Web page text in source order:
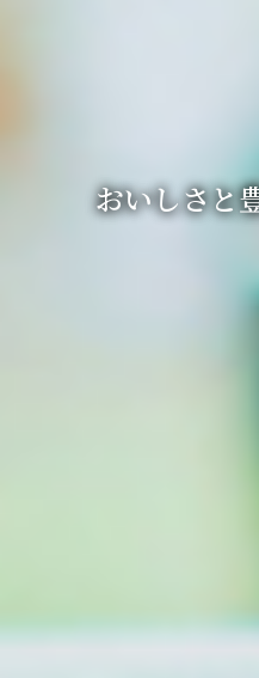
おいしさと